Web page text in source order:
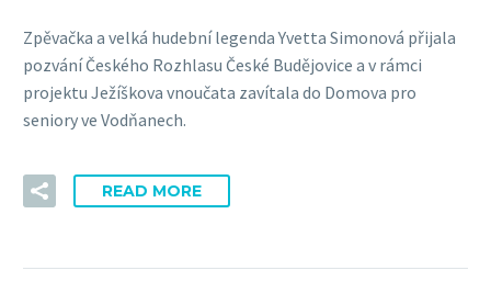
Zpěvačka a velká hudební legenda Yvetta Simonová přijala
pozvání Českého Rozhlasu České Budějovice a v rámci
projektu Ježíškova vnoučata zavítala do Domova pro
seniory ve Vodňanech.
READ MORE